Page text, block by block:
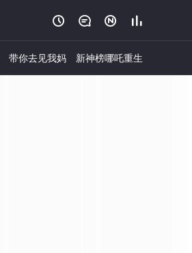
   
带你去见我妈 新神榜哪吒重生